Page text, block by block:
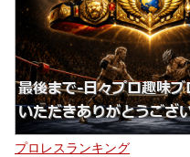
プロレスランキング